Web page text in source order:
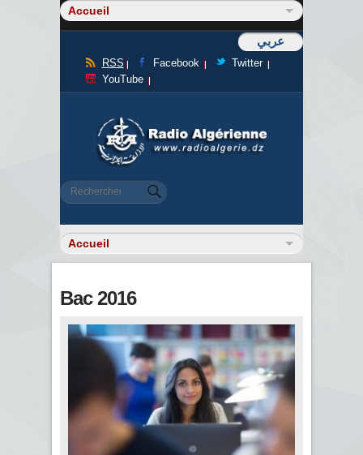
عربي
RSS Facebook
Twitter
YouTube
Formulaire de recherche
Rechercher
Bac 2016